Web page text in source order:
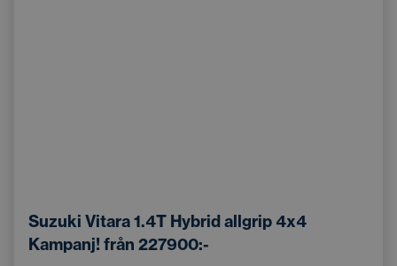
Suzuki Vitara 1.4T Hybrid allgrip 4x4
Kampanj! från 227900:-